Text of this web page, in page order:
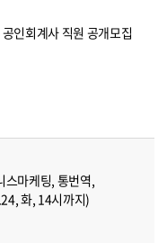
인회계사 직원 공개모집
스마케팅, 통번역,
화, 14시까지)